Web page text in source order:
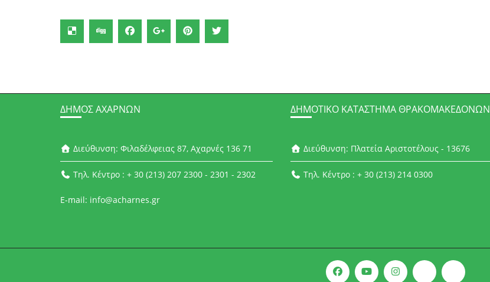
ΔΉΜΟΣ ΑΧΑΡΝΏΝ
Διεύθυνση: Φιλαδέλφειας 87, Αχαρνές 136 71
Τηλ. Κέντρο : + 30 (213) 207 2300 - 2301 - 2302
E-mail: info@acharnes.gr
ΔΗΜΟΤΙΚΌ ΚΑΤΆΣΤΗΜΑ ΘΡΑΚΟΜΑΚΕΔΌΝΩΝ
Διεύθυνση: Πλατεία Αριστοτέλους - 13676
Τηλ. Κέντρο : + 30 (213) 214 0300